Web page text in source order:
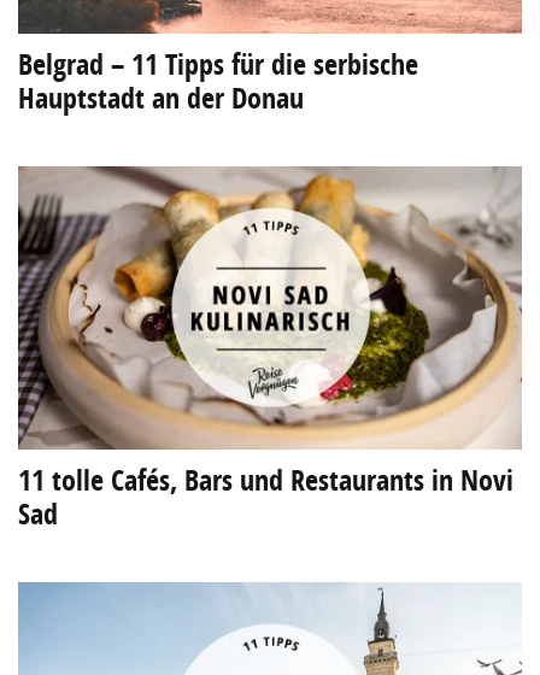
Belgrad – 11 Tipps für die serbische
Hauptstadt an der Donau
11 tolle Cafés, Bars und Restaurants in Novi
Sad